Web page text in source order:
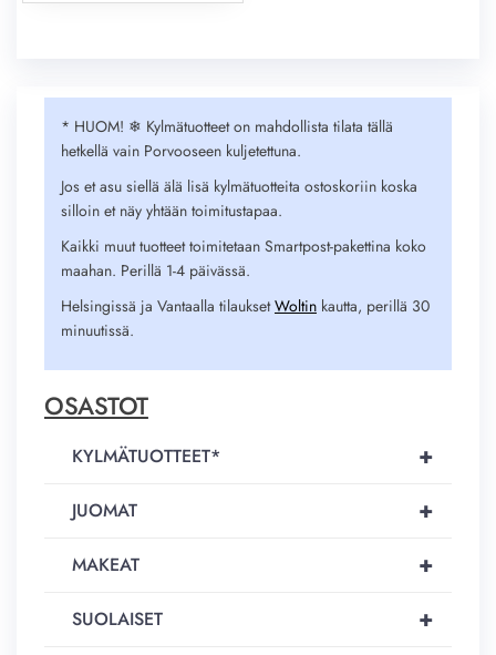
* HUOM! ❄︎ Kylmätuotteet on mahdollista tilata tällä
hetkellä vain Porvooseen kuljetettuna.
Jos et asu siellä älä lisä kylmätuotteita ostoskoriin koska
silloin et näy yhtään toimitustapaa.
Kaikki muut tuotteet toimitetaan Smartpost-pakettina koko
maahan. Perillä 1-4 päivässä.
Helsingissä ja Vantaalla tilauksetWoltin kautta, perillä 30
minuutissä.
OSASTOT
+
KYLMÄTUOTTEET*
+
JUOMAT
+
MAKEAT
+
SUOLAISET